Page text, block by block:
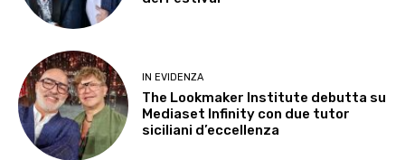
IN EVIDENZA
The Lookmaker Institute debutta su
Mediaset Infinity con due tutor
siciliani d’eccellenza